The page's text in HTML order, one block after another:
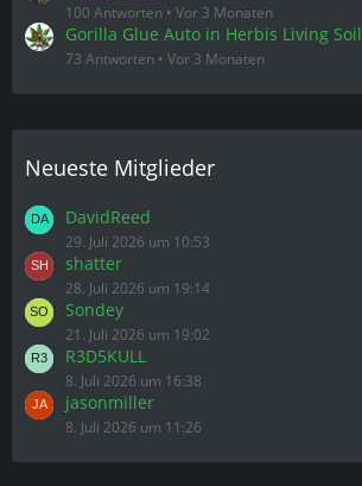
100 Antworten Vor 3 Monaten
Gorilla Glue Auto in Herbis Living Soil
73 Antworten Vor 3 Monaten
Neueste Mitglieder
DavidReed
29. Juli 2026 um 10:53
shatter
28. Juli 2026 um 19:14
Sondey
21. Juli 2026 um 19:02
R3D5KULL
8. Juli 2026 um 16:38
jasonmiller
8. Juli 2026 um 11:26